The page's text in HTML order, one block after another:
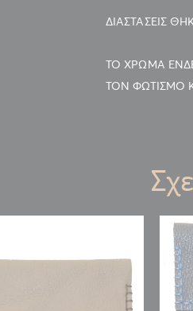
ΔΙΑΣΤΑΣΕΙΣ
ΤΟ ΧΡΩΜΑ
ΤΟΝ ΦΩΤΙΣΜΟ